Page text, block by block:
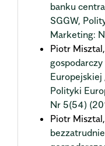
banku
SGGW,
Marketing:
Piotr Misztal,
Europejskiej
Polityki
Nr 5(54)
Piotr Misztal,